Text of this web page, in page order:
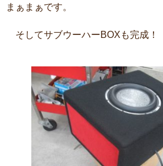
まぁまぁです。
そしてサブウーハーBOXも完成！